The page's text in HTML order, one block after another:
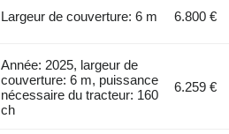
Largeur de couverture: 6 m 6.800 €
Année: 2025, largeur de
couverture: 6 m, puissance
nécessaire du tracteur: 160
ch
6.259 €